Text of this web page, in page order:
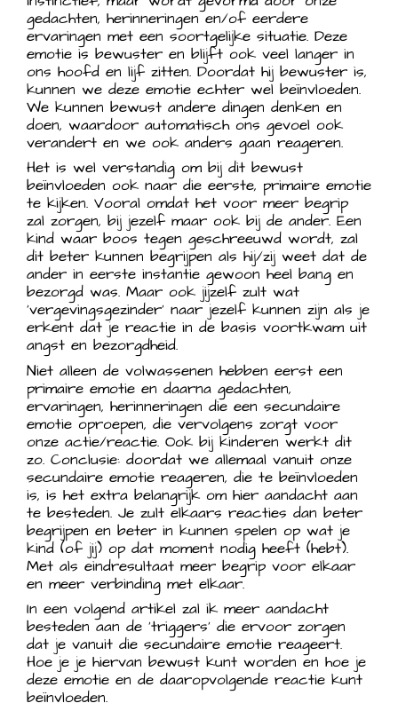
gedachten, herinneringen en/of eerdere
ervaringen met een soortgelijke situatie. Deze
emotie is bewuster en blijft ook veel langer in
ons hoofd en lijf zitten. Doordat hij bewuster is,
kunnen we deze emotie echter wel beïnvloeden.
We kunnen bewust andere dingen denken en
doen, waardoor automatisch ons gevoel ook
verandert en we ook anders gaan reageren.
Het is wel verstandig om bij dit bewust
beïnvloeden ook naar die eerste, primaire emotie
te kijken. Vooral omdat het voor meer begrip
zal zorgen, bij jezelf maar ook bij de ander. Een
kind waar boos tegen geschreeuwd wordt, zal
dit beter kunnen begrijpen als hij/zij weet dat de
ander in eerste instantie gewoon heel bang en
bezorgd was. Maar ook jijzelf zult wat
‘vergevingsgezinder’ naar jezelf kunnen zijn als je
erkent dat je reactie in de basis voortkwam uit
angst en bezorgdheid.
Niet alleen de volwassenen hebben eerst een
primaire emotie en daarna gedachten,
ervaringen, herinneringen die een secundaire
emotie oproepen, die vervolgens zorgt voor
onze actie/reactie. Ook bij kinderen werkt dit
zo. Conclusie: doordat we allemaal vanuit onze
secundaire emotie reageren, die te beïnvloeden
is, is het extra belangrijk om hier aandacht aan
te besteden. Je zult elkaars reacties dan beter
begrijpen en beter in kunnen spelen op wat je
kind (of jij) op dat moment nodig heeft (hebt).
Met als eindresultaat meer begrip voor elkaar
en meer verbinding met elkaar.
In een volgend artikel zal ik meer aandacht
besteden aan de ‘triggers’ die ervoor zorgen
dat je vanuit die secundaire emotie reageert.
Hoe je je hiervan bewust kunt worden en hoe je
deze emotie en de daaropvolgende reactie kunt
beïnvloeden.